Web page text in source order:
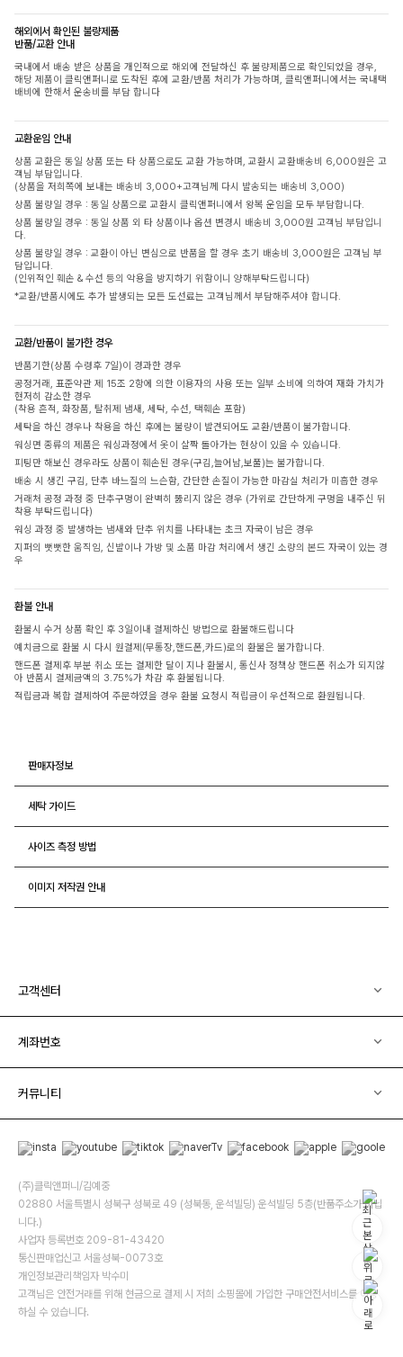
해외에서 확인된 불량제품
반품/교환 안내
국내에서 배송 받은 상품을 개인적으로 해외에 전달하신 후 불량제품으로 확인되었을 경우,
해당 제품이 클릭앤퍼니로 도착된 후에 교환/반품 처리가 가능하며, 클릭앤퍼니에서는 국내택
배비에 한해서 운송비를 부담 합니다
교환운임 안내
상품 교환은 동일 상품 또는 타 상품으로도 교환 가능하며, 교환시 교환배송비 6,000원은 고
객님 부담입니다.
(상품을 저희쪽에 보내는 배송비 3,000+고객님께 다시 발송되는 배송비 3,000)
상품 불량일 경우 : 동일 상품으로 교환시 클릭앤퍼니에서 왕복 운임을 모두 부담합니다.
상품 불량일 경우 : 동일 상품 외 타 상품이나 옵션 변경시 배송비 3,000원 고객님 부담입니
다.
상품 불량일 경우 : 교환이 아닌 변심으로 반품을 할 경우 초기 배송비 3,000원은 고객님 부
담입니다.
(인위적인 훼손 & 수선 등의 악용을 방지하기 위함이니 양해부탁드립니다)
*교환/반품시에도 추가 발생되는 모든 도선료는 고객님께서 부담해주셔야 합니다.
교환/반품이 불가한 경우
반품기한(상품 수령후 7일)이 경과한 경우
공정거래, 표준약관 제 15조 2항에 의한 이용자의 사용 또는 일부 소비에 의하여 재화 가치가
현저히 감소한 경우
(착용 흔적, 화장품, 탈취제 냄새, 세탁, 수선, 택훼손 포함)
세탁을 하신 경우나 착용을 하신 후에는 불량이 발견되어도 교환/반품이 불가합니다.
워싱면 종류의 제품은 워싱과정에서 옷이 살짝 돌아가는 현상이 있을 수 있습니다.
피팅만 해보신 경우라도 상품이 훼손된 경우(구김,늘어남,보풀)는 불가합니다.
배송 시 생긴 구김, 단추 바느질의 느슨함, 간단한 손질이 가능한 마감실 처리가 미흡한 경우
거래처 공정 과정 중 단추구멍이 완벽히 뚫리지 않은 경우 (가위로 간단하게 구멍을 내주신 뒤
착용 부탁드립니다)
워싱 과정 중 발생하는 냄새와 단추 위치를 나타내는 초크 자국이 남은 경우
지퍼의 뻣뻣한 움직임, 신발이나 가방 및 소품 마감 처리에서 생긴 소량의 본드 자국이 있는 경
우
환불 안내
환불시 수거 상품 확인 후 3일이내 결제하신 방법으로 환불해드립니다
예치금으로 환불 시 다시 원결제(무통장,핸드폰,카드)로의 환불은 불가합니다.
핸드폰 결제후 부분 취소 또는 결제한 달이 지나 환불시, 통신사 정책상 핸드폰 취소가 되지않
아 반품시 결제금액의 3.75%가 차감 후 환불됩니다.
적립금과 복합 결제하여 주문하였을 경우 환불 요청시 적립금이 우선적으로 환원됩니다.
판매자정보
세탁 가이드
사이즈 측정 방법
이미지 저작권 안내
고객센터
계좌번호
커뮤니티
(주)클릭앤퍼니/김예중
02880 서울특별시 성북구 성북로 49 (성북동, 운석빌딩) 운석빌딩 5층(반품주소가 아닙
니다.)
사업자 등록번호 209-81-43420
통신판매업신고 서울성북-0073호
개인정보관리책임자 박수미
고객님은 안전거래를 위해 현금으로 결제 시 저희 소핑몰에 가입한 구매안전서비스를 이용
하실 수 있습니다.